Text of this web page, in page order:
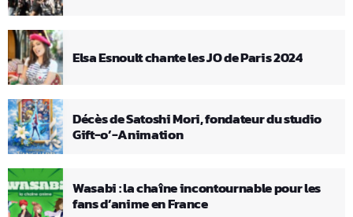
Elsa Esnoult chante les JO de Paris 2024
Décès de Satoshi Mori, fondateur du studio
Gift-o’-Animation
Wasabi : la chaîne incontournable pour les
fans d’anime en France